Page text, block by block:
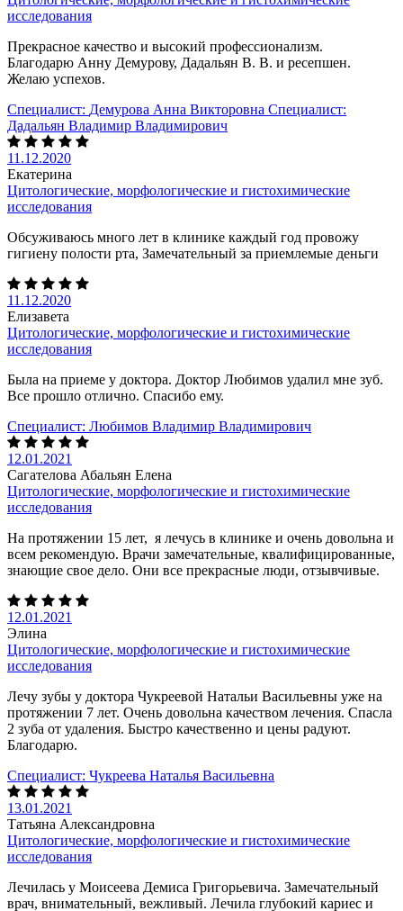
исследования
Прекрасное качество и высокий профессионализм.
Благодарю Анну Демурову, Дадальян В. В. и ресепшен.
Желаю успехов.
Специалист: Демурова Анна Викторовна Специалист:
Дадальян Владимир Владимирович
11.12.2020
Екатерина
Цитологические, морфологические и гистохимические
исследования
Обсуживаюсь много лет в клинике каждый год провожу
гигиену полости рта, Замечательный за приемлемые деньги
11.12.2020
Елизавета
Цитологические, морфологические и гистохимические
исследования
Была на приеме у доктора. Доктор Любимов удалил мне зуб.
Все прошло отлично. Спасибо ему.
Специалист: Любимов Владимир Владимирович
12.01.2021
Сагателова Абальян Елена
Цитологические, морфологические и гистохимические
исследования
На протяжении 15 лет, я лечусь в клинике и очень довольна и
всем рекомендую. Врачи замечательные, квалифицированные,
знающие свое дело. Они все прекрасные люди, отзывчивые.
12.01.2021
Элина
Цитологические, морфологические и гистохимические
исследования
Лечу зубы у доктора Чукреевой Натальи Васильевны уже на
протяжении 7 лет. Очень довольна качеством лечения. Спасла
2 зуба от удаления. Быстро качественно и цены радуют.
Благодарю.
Специалист: Чукреева Наталья Васильевна
13.01.2021
Татьяна Александровна
Цитологические, морфологические и гистохимические
исследования
Лечилась у Моисеева Демиса Григорьевича. Замечательный
врач, внимательный, вежливый. Лечила глубокий кариес и